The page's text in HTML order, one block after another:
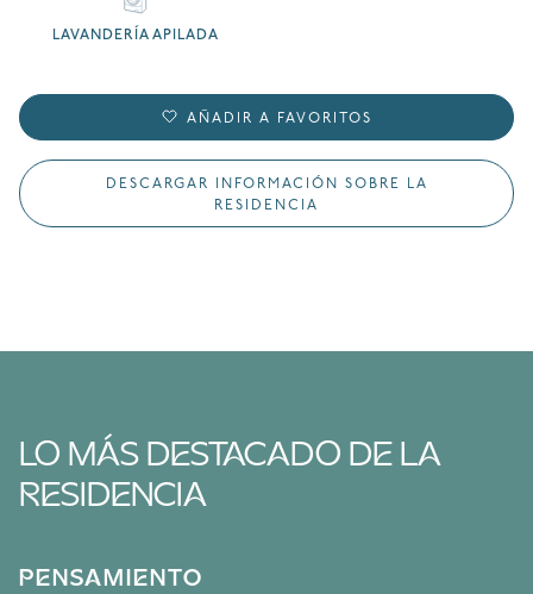
LAVANDERÍA APILADA
AÑADIR A FAVORITOS
DESCARGAR INFORMACIÓN SOBRE LA
RESIDENCIA
LO MÁS DESTACADO DE LA
RESIDENCIA
PENSAMIENTO